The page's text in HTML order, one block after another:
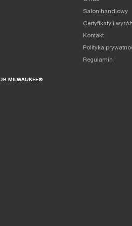
MILWAUKEE®
Salon handlowy
Certyfikaty i
Kontakt
Polityka
Regulamin